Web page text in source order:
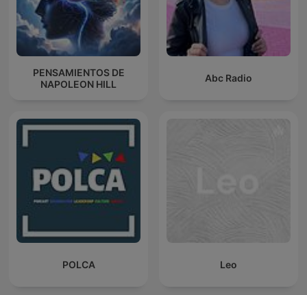
PENSAMIENTOS DE
NAPOLEON HILL
Abc Radio
POLCA Leo